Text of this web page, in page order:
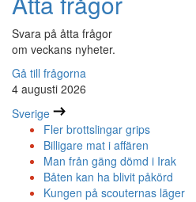
Svara på åtta frågor
om veckans nyheter.
Gå till frågorna
4 augusti 2026
Sverige
Fler brottslingar grips
Billigare mat i affären
Man från gäng dömd i Irak
Båten kan ha blivit påkörd
Kungen på scouternas läger